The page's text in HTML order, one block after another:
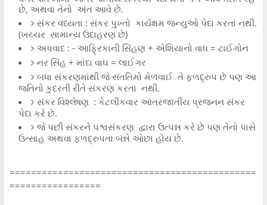
છે, અથવા તેનો અંત આવે છે.
સંકર વંધ્યતા : સંકર પુખ્તો કાર્યક્ષમ જન્યુઓ પેદા કરતાં નથી.
(ખચ્ચર સામાન્ય ઉદાહરણ છે)
અપવાદ : - આફ્રિકાની સિંહણ + એશિયાનો વાધ = ટાઈગોન
નર સિંહ + માંદા વાઘ = લાઈગર
બધા સંકરણમાંથી જે સંતતિમો મેળવાઈ તે ફળદ્રુપ છે પણ આ
જતિનો કુદરતી રીતે સંકરણ કરતા નથી.
સંકર વિશ્લેષણ : કેટલીકવાર આંતરજાતીય પ્રજનન સંકર
પેદા કરે છે.
જે પછી સંકરને પશ્વસંકરણ દ્વારા ઉત્પન્ન કરે છે પણ તેનો પાસે
ઉત્સાહ અથવા ફળદ્રુપતા બંન્ને ઓછા હોય છે.
==============================================
=================